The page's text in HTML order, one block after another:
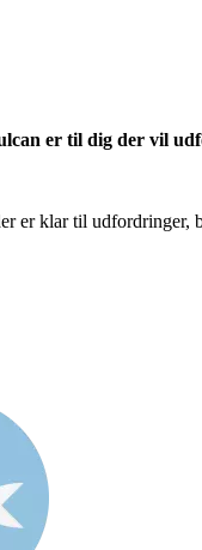
er til dig der vil
er klar til udfordringer,